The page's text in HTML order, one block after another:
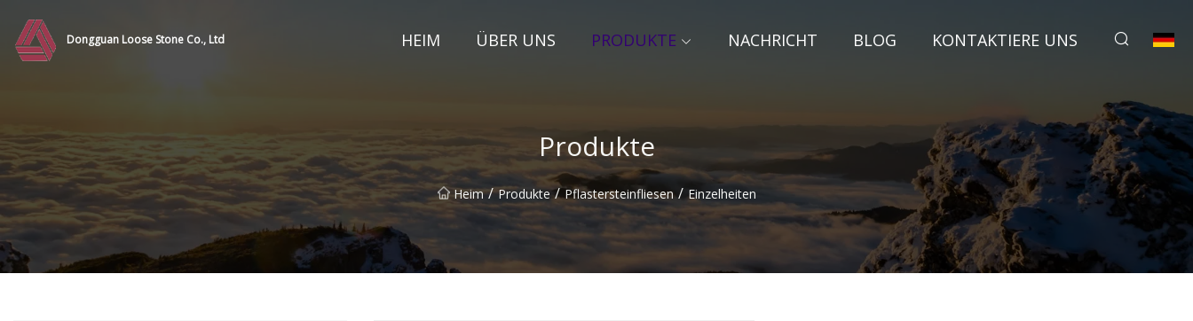
Dongguan Loose Stone Co., Ltd HEIM ÜBER UNS PRODUKTE NACHRICHT BLOG KONTAKTIERE UNS
Produkte
Heim / Produkte / Pflastersteinfliesen / Einzelheiten